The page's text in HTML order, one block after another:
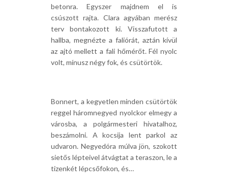
betonra. Egyszer majdnem el is
csúszott rajta. Clara agyában merész
terv bontakozott ki. Visszafutott a
hallba, megnézte a faliórát, aztán kívül
az ajtó mellett a fali hőmérőt. Fél nyolc
volt, mínusz négy fok, és csütörtök.
Bonnert, a kegyetlen minden csütörtök
reggel háromnegyed nyolckor elmegy a
városba, a polgármesteri hivatalhoz,
beszámolni. A kocsija lent parkol az
udvaron. Negyedóra múlva jön, szokott
sietős lépteivel átvágtat a teraszon, le a
tizenkét lépcsőfokon, és…